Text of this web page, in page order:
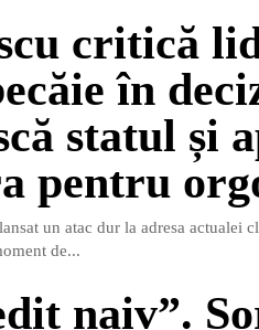
critică
în
statul și
pentru
un atac dur la adresa actualei
de...
naiv”.